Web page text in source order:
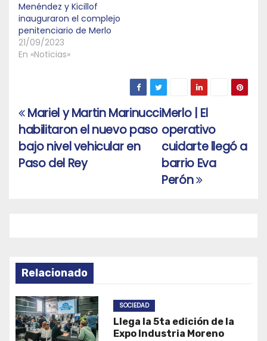
Menéndez y Kicillof
inauguraron el complejo
penitenciario de Merlo
21/09/2023
En «Noticias»
Navegación
de
entradas
Merlo | El
operativo
cuidarte llegó a
barrio Eva
Perón
Mariel y Martin Marinucci
habilitaron el nuevo paso
bajo nivel vehicular en
Paso del Rey
Relacionado
SOCIEDAD
Llega la 5ta edición de la
Expo Industria Moreno